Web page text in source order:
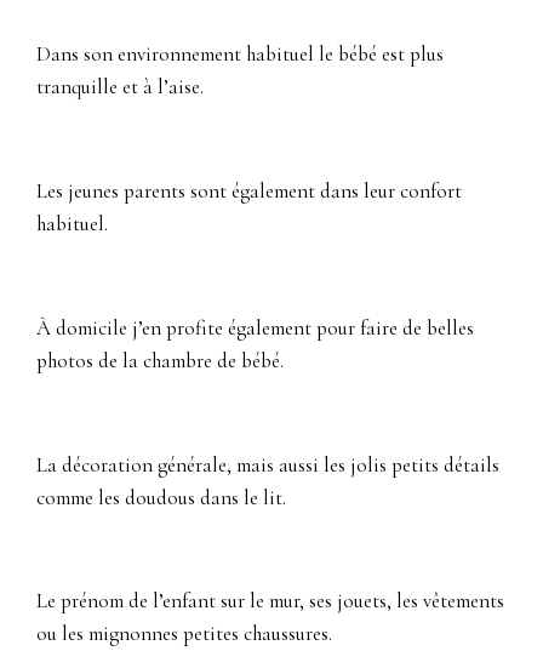
Dans son environnement habituel le bébé est plus
tranquille et à l’aise.
Les jeunes parents sont également dans leur confort
habituel.
À domicile j’en profite également pour faire de belles
photos de la chambre de bébé.
La décoration générale, mais aussi les jolis petits détails
comme les doudous dans le lit.
Le prénom de l’enfant sur le mur, ses jouets, les vêtements
ou les mignonnes petites chaussures.